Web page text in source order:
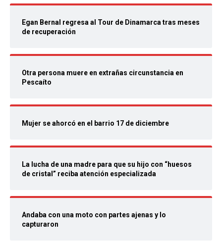
Egan Bernal regresa al Tour de Dinamarca tras meses
de recuperación
Otra persona muere en extrañas circunstancia en
Pescaíto
Mujer se ahorcó en el barrio 17 de diciembre
La lucha de una madre para que su hijo con “huesos
de cristal” reciba atención especializada
Andaba con una moto con partes ajenas y lo
capturaron